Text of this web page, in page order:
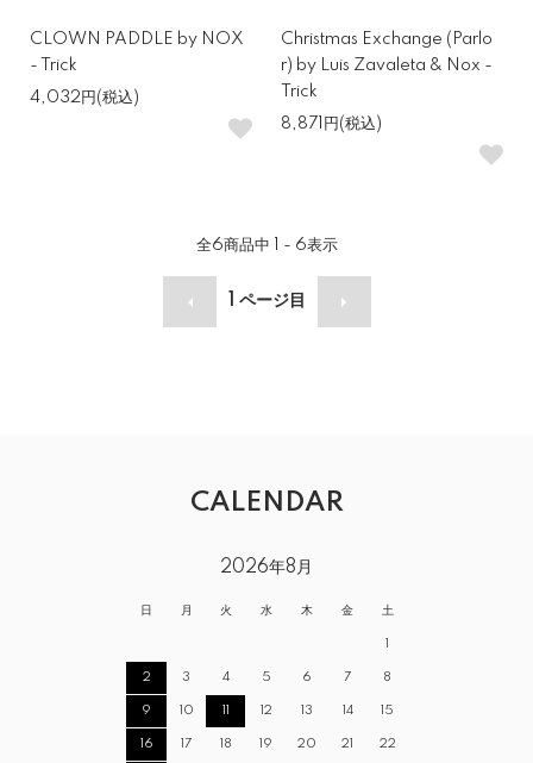
CLOWN PADDLE by NOX
- Trick
4,032円(税込)
Christmas Exchange (Parlo
r) by Luis Zavaleta & Nox -
Trick
8,871円(税込)
全6商品中 1 - 6表示
ページ目
CALENDAR
2026年8月
日 月 火 水 木 金 土
1
2 3 4 5 6 7 8
9 10 11 12 13 14 15
16 17 18 19 20 21 22